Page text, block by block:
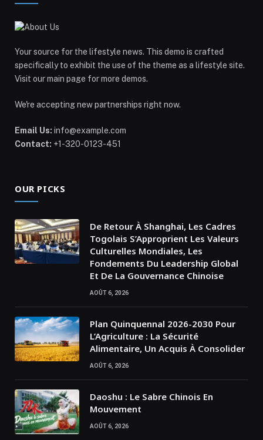
Your source for the lifestyle news. This demo is crafted
specifically to exhibit the use of the theme as a lifestyle site.
Visit our main page for more demos.
We're accepting new partnerships right now.
Email Us: info@example.com
Contact: +1-320-0123-451
OUR PICKS
De Retour À Shanghai, Les Cadres
Togolais S’Approprient Les Valeurs
Culturelles Mondiales, Les
Fondements Du Leadership Global
Et De La Gouvernance Chinoise
AOÛT 6, 2026
Plan Quinquennal 2026-2030 Pour
L’Agriculture : La Sécurité
Alimentaire, Un Acquis À Consolider
AOÛT 6, 2026
Daoshu : Le Sabre Chinois En
Mouvement
AOÛT 6, 2026